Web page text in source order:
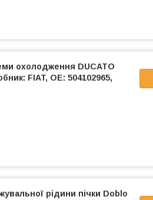
охолодження DUCATO
FIAT, OE: 504102965,
рідини пічки Doblo